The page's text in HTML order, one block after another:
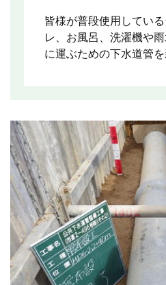
皆様が普段使用してい
レ、お風呂、洗濯機や
に運ぶための下水道管を